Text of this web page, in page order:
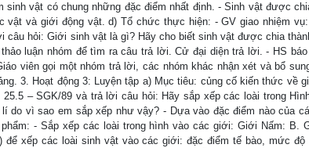
sinh vật có chung những đặc điểm nhất định. - Sinh vật được
vật và giới động vật. d) Tổ chức thực hiện: - GV giao nhiệm
câu hỏi: Giới sinh vật là gì? Hãy cho biết sinh vật được chia
luận nhóm để tìm ra câu trả lời. Cử đại diện trả lời. - HS
viên gọi một nhóm trả lời, các nhóm khác nhận xét và bổ
3. Hoạt động 3: Luyện tập a) Mục tiêu: củng cố kiến thức về
25.5 – SGK/89 và trả lời câu hỏi: Hãy sắp xếp các loài trong
do vì sao em sắp xếp như vậy? - Dựa vào đặc điểm nào của
phẩm: - Sắp xếp các loài trong hình vào các giới: Giới Nấm:
để xếp các loài sinh vật vào các giới: đặc điểm tế bào, mức